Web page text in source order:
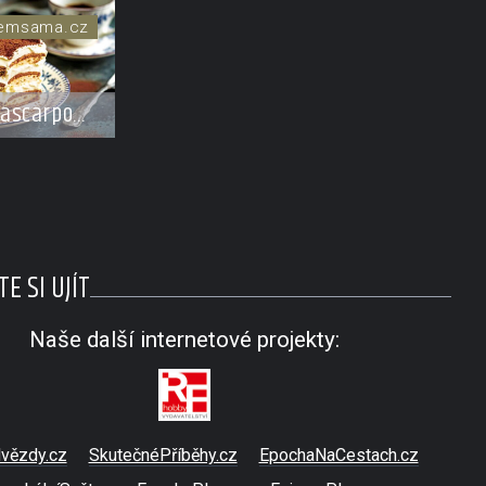
SI UJÍT
Naše další internetové projekty:
SkutečnéPříběhy.cz
EpochaNaCestach.cz